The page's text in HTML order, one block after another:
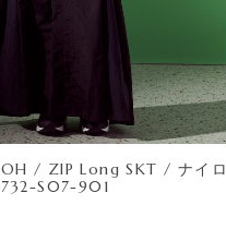
/ ZIP Long SKT / ナイロ
S07-901